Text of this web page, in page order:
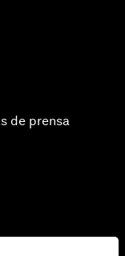
de prensa